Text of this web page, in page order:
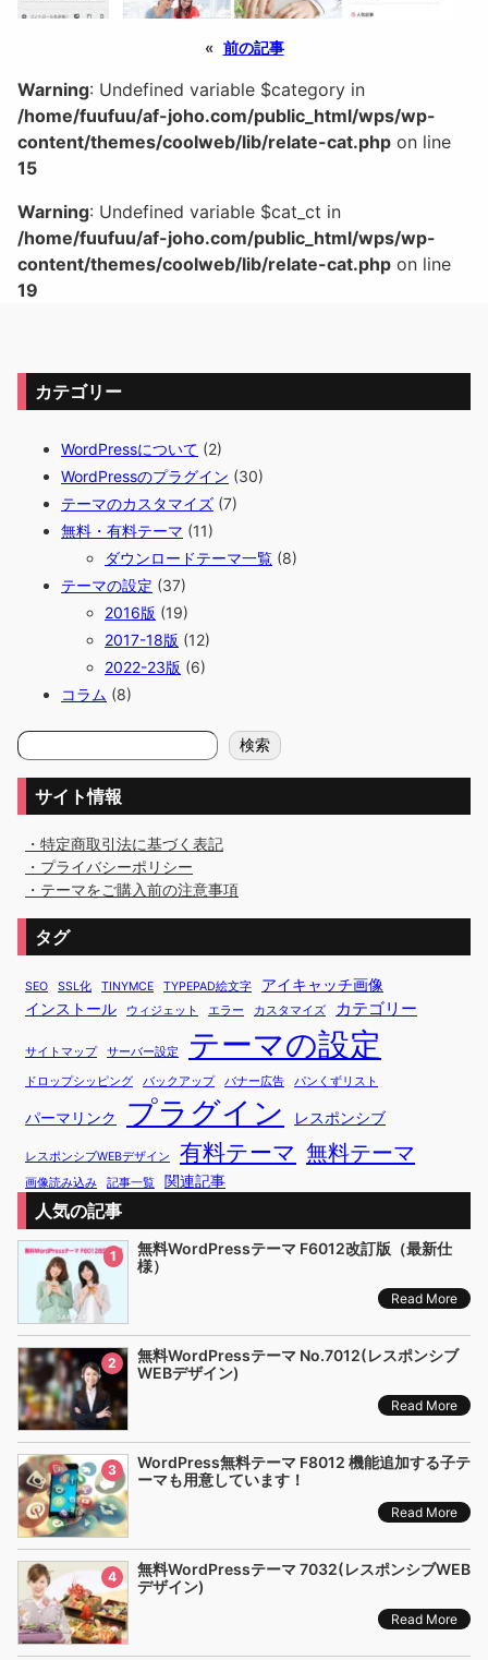
« 前の記事
Warning: Undefined variable $category in
/home/fuufuu/af-joho.com/public_html/wps/wp-
content/themes/coolweb/lib/relate-cat.php on line
15
Warning: Undefined variable $cat_ct in
/home/fuufuu/af-joho.com/public_html/wps/wp-
content/themes/coolweb/lib/relate-cat.php on line
19
カテゴリー
WordPressについて (2)
WordPressのプラグイン (30)
テーマのカスタマイズ (7)
無料・有料テーマ (11)
ダウンロードテーマ一覧 (8)
テーマの設定 (37)
2016版 (19)
2017-18版 (12)
2022-23版 (6)
コラム (8)
検
索
検索
サイト情報
・特定商取引法に基づく表記
・プライバシーポリシー
・テーマをご購入前の注意事項
タグ
SEO SSL化 TINYMCE TYPEPAD絵文字
アイキャッチ画像
インストール
ウィジェット エラー カスタマイズ カテゴリー
サイトマップ サーバー設定 テーマの設定
ドロップシッピング バックアップ バナー広告 パンくずリスト
パーマリンク プラグイン レスポンシブ
レスポンシブWEBデザイン 有料テーマ 無料テーマ
画像読み込み 記事一覧 関連記事
人気の記事
1
無料WordPressテーマ F6012改訂版（最新仕
様）
Read More
2
無料WordPressテーマ No.7012(レスポンシブ
WEBデザイン)
Read More
3
WordPress無料テーマ F8012 機能追加する子テ
ーマも用意しています！
Read More
4
無料WordPressテーマ 7032(レスポンシブWEB
デザイン)
Read More